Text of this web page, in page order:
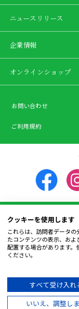
ニュースリリース
企業情報
オンラインショップ
お問い合わせ
ご利用規約
飲酒は20歳になっ
お酒は楽し
妊娠中や
悪影
クッキーを使用します
これらは、訪問者データ
たコンテンツの表示、お
配置する場合があります
ください。
すべて受け入れ
いいえ、調整し